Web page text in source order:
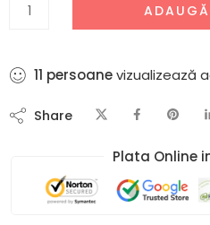
6 persoanevizualizează
Share
Plata Online